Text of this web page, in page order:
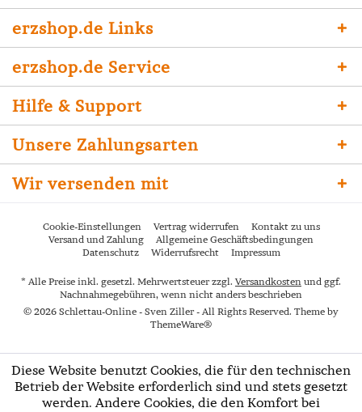
erzshop.de Links
erzshop.de Service
Hilfe & Support
Unsere Zahlungsarten
Wir versenden mit
Cookie-Einstellungen Vertrag widerrufen
Kontakt zu uns
Versand und Zahlung
Allgemeine Geschäftsbedingungen
Datenschutz
Widerrufsrecht Impressum
* Alle Preise inkl. gesetzl. Mehrwertsteuer zzgl. Versandkosten und ggf.
Nachnahmegebühren, wenn nicht anders beschrieben
© 2026 Schlettau-Online - Sven Ziller - All Rights Reserved. Theme by
ThemeWare®
Diese Website benutzt Cookies, die für den technischen
Betrieb der Website erforderlich sind und stets gesetzt
werden. Andere Cookies, die den Komfort bei